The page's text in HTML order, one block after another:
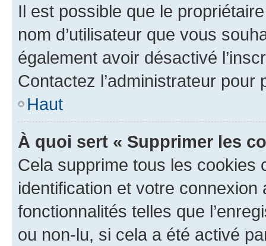
Il est possible que le
nom d’utilisateur que vous
également avoir désactivé
Contactez l’administrateur
Haut
À quoi sert « Supprimer les
Cela supprime tous les cookies
identification et votre
fonctionnalités telles que
ou non-lu, si cela a été activé